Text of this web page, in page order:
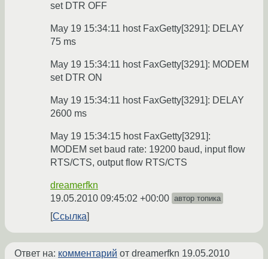
set DTR OFF
May 19 15:34:11 host FaxGetty[3291]: DELAY
75 ms
May 19 15:34:11 host FaxGetty[3291]: MODEM
set DTR ON
May 19 15:34:11 host FaxGetty[3291]: DELAY
2600 ms
May 19 15:34:15 host FaxGetty[3291]:
MODEM set baud rate: 19200 baud, input flow
RTS/CTS, output flow RTS/CTS
dreamerfkn
19.05.2010 09:45:02 +00:00 автор топика
Ссылка
Ответ на: комментарий от dreamerfkn 19.05.2010